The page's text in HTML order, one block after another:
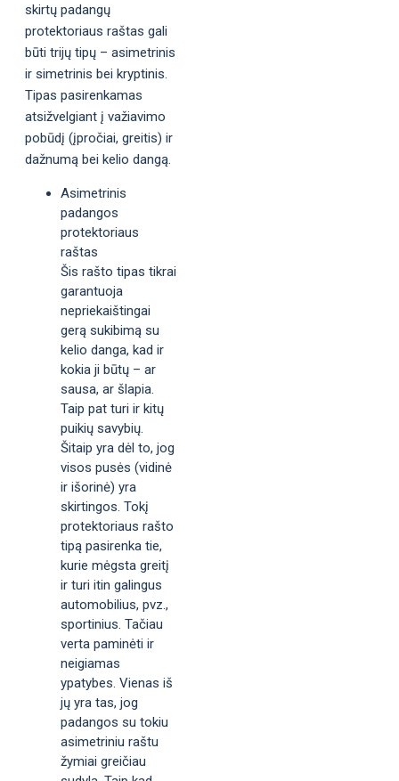
skirtų padangų
protektoriaus raštas gali
būti trijų tipų – asimetrinis
ir simetrinis bei kryptinis.
Tipas pasirenkamas
atsižvelgiant į važiavimo
pobūdį (įpročiai, greitis) ir
dažnumą bei kelio dangą.
Asimetrinis
padangos
protektoriaus
raštas
Šis rašto tipas tikrai
garantuoja
nepriekaištingai
gerą sukibimą su
kelio danga, kad ir
kokia ji būtų – ar
sausa, ar šlapia.
Taip pat turi ir kitų
puikių savybių.
Šitaip yra dėl to, jog
visos pusės (vidinė
ir išorinė) yra
skirtingos. Tokį
protektoriaus rašto
tipą pasirenka tie,
kurie mėgsta greitį
ir turi itin galingus
automobilius, pvz.,
sportinius. Tačiau
verta paminėti ir
neigiamas
ypatybes. Vienas iš
jų yra tas, jog
padangos su tokiu
asimetriniu raštu
žymiai greičiau